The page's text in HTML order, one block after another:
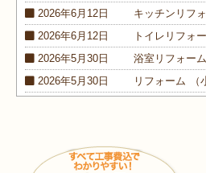
2026年6月12日
キッチン リフ
2026年6月12日
トイレ リフォ
2026年5月30日
浴室 リフォーム
2026年5月30日
リフォーム
2026年4月6日
リフォーム